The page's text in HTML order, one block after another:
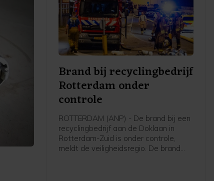
Brand bij recyclingbedrijf
Rotterdam onder
controle
ROTTERDAM (ANP) - De brand bij een
recyclingbedrijf aan de Doklaan in
Rotterdam-Zuid is onder controle,
meldt de veiligheidsregio. De brand